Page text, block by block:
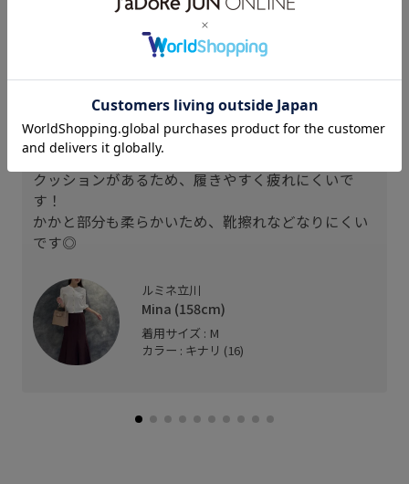
tanaka
163cm SIZE:L
スタッフレビュー
クッションがあるため、履きやすく疲れにくいで
す！
かかと部分も柔らかいため、靴擦れなどなりにくい
です◎
ルミネ立川
Mina (158cm)
着用サイズ : M
カラー : キナリ (16)